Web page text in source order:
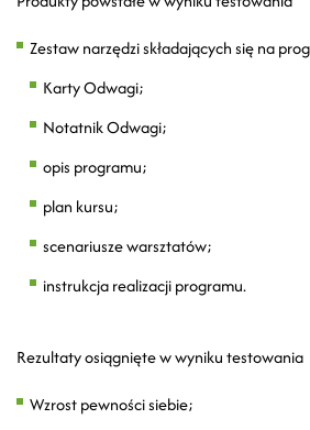
Zestaw narzędzi składających się na
Karty Odwagi;
Notatnik Odwagi;
opis programu;
plan kursu;
scenariusze warsztatów;
instrukcja realizacji programu.
Rezultaty osiągnięte w wyniku testowania
Wzrost pewności siebie;